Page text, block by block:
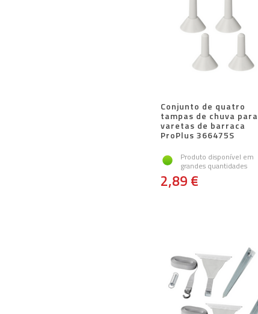
Conjunto de quatro
tampas de chuva para
varetas de barraca
ProPlus 366475S
Produto disponível em
grandes quantidades
2,89 €